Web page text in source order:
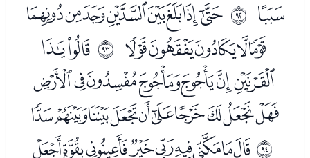
ﯕ ﱛ ﯗﯘﯙﯚﯛﯜﯝﯞ
ﯟﯠﯡﯢﯣ ﱜ ﯥﯦ
ﯧﯨﯩﯪﯫﯬﯭ
ﯮﯯﯰﯱﯲﯳﯴﯵﯶﯷ
ﱝﯹﯺﯻﯼﯽﯾﯿﰀﰁ